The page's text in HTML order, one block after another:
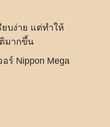
บง่าย แต่ทำให้
มากขึ้น
ร์ Nippon Mega